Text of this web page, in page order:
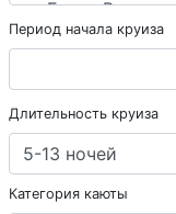
Период начала круиза
Длительность круиза
Категория каюты